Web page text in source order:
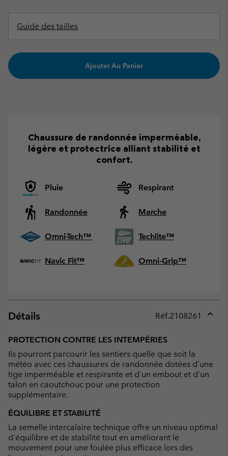
Guide des tailles
Ajouter Au Panier
Chaussure de randonnée imperméable,
légère et protectrice alliant stabilité et
confort.
Pluie Respirant
Randonnée Marche
Omni-Tech™ Techlite™
Navic Fit™ Omni-Grip™
Détails Réf.2108261
PROTECTION CONTRE LES INTEMPÉRIES
Ils pourront parcourir les sentiers quelle que soit la
météo avec ces chaussures de randonnée dotées d’une
tige imperméable et respirante et d’un embout et d’un
talon en caoutchouc pour une protection
supplémentaire.
ÉQUILIBRE ET STABILITÉ
La semelle intercalaire technique offre un niveau optimal
d’équilibre et de stabilité tout en améliorant le
mouvement pour une foulée plus efficace lors des